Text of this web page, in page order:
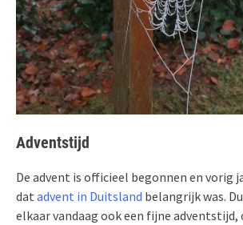
Adventstijd
De advent is officieel begonnen en vorig
dat advent in Duitsland belangrijk was.
elkaar vandaag ook een fijne adventstijd,